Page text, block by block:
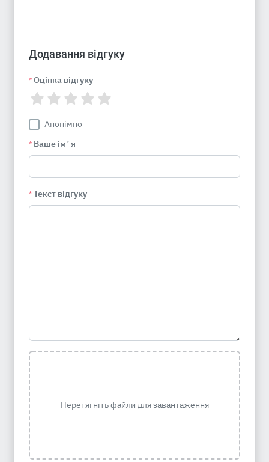
Додавання відгуку
* Оцінка відгуку
Анонімно
* Ваше імʼя
* Текст відгуку
Перетягніть файли для завантаження